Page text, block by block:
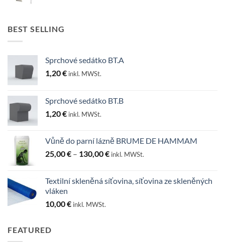
BEST SELLING
Sprchové sedátko BT.A
1,20€ inkl. MWSt.
Sprchové sedátko BT.B
1,20€ inkl. MWSt.
Vůně do parní lázně BRUME DE HAMMAM
25,00€ – 130,00€Rozpětí
až
inkl. MWSt.
Textilní skleněná síťovina, síťovina ze skleněných
vláken
10,00€ inkl. MWSt.
FEATURED